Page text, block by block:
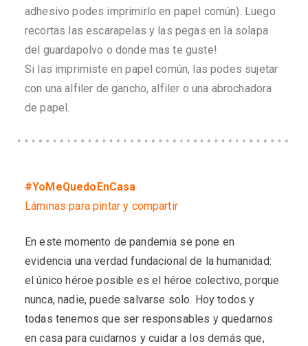
adhesivo podes imprimirlo en papel común). Luego
recortas las escarapelas y las pegas en la solapa
del guardapolvo o donde mas te guste!
Si las imprimiste en papel común, las podes sujetar
con una alfiler de gancho, alfiler o una abrochadora
de papel.
#YoMeQuedoEnCasa
Láminas para pintar y compartir
En este momento de pandemia se pone en
evidencia una verdad fundacional de la humanidad:
el único héroe posible es el héroe colectivo, porque
nunca, nadie, puede salvarse solo. Hoy todos y
todas tenemos que ser responsables y quedarnos
en casa para cuidarnos y cuidar a los demás que,